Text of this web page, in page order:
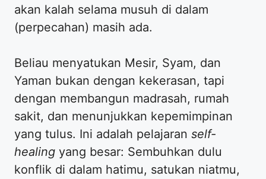
akan kalah selama musuh di dalam
(perpecahan) masih ada.
​Beliau menyatukan Mesir, Syam, dan
Yaman bukan dengan kekerasan, tapi
dengan membangun madrasah, rumah
sakit, dan menunjukkan kepemimpinan
yang tulus. Ini adalah pelajaran self-
healing yang besar: Sembuhkan dulu
konflik di dalam hatimu, satukan niatmu,